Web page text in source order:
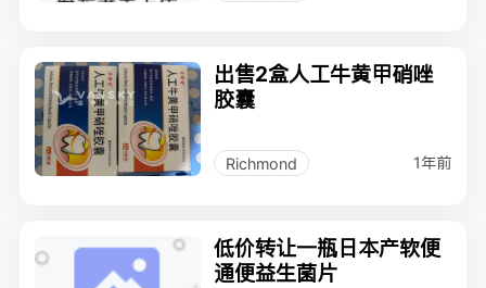
出售2盒人工牛黄甲硝唑
胶囊
Richmond 1年前
低价转让一瓶日本产软便
通便益生菌片